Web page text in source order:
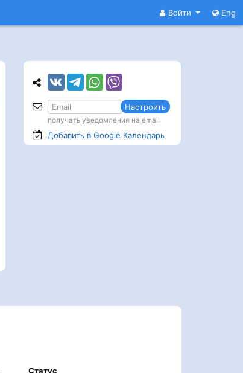
Войти Eng
Статус
Настроить
получать уведомления на email
Добавить в Google Календарь